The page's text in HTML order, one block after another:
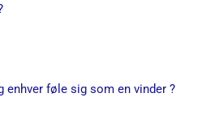
enhver føle sig som en vinder ?